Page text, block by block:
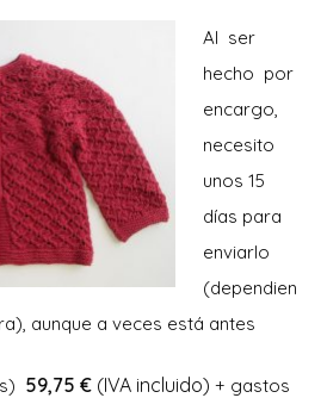
Al ser
hecho por
encargo,
necesito
unos 15
días para
enviarlo
(dependien
aunque a veces está antes
59,75 € (IVA incluido) + gastos